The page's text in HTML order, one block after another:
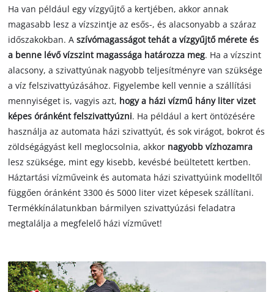
Ha van például egy vízgyűjtő a kertjében, akkor annak
magasabb lesz a vízszintje az esős-, és alacsonyabb a száraz
időszakokban. Aszívómagasságot tehát a vízgyűjtő mérete és
a benne lévő vízszint magassága határozza meg. Ha a vízszint
alacsony, a szivattyúnak nagyobb teljesítményre van szüksége
a víz felszivattyúzásához. Figyelembe kell vennie a szállítási
mennyiséget is, vagyis azt, hogy a házi vízmű hány liter vizet
képes óránként felszivattyúzni. Ha például a kert öntözésére
használja az automata házi szivattyút, és sok virágot, bokrot és
zöldségágyást kell meglocsolnia, akkor nagyobb vízhozamra
lesz szüksége, mint egy kisebb, kevésbé beültetett kertben.
Háztartási vízműveink és automata házi szivattyúink modelltől
függően óránként 3300 és 5000 liter vizet képesek szállítani.
Termékkínálatunkban bármilyen szivattyúzási feladatra
megtalálja a megfelelő házi vízművet!